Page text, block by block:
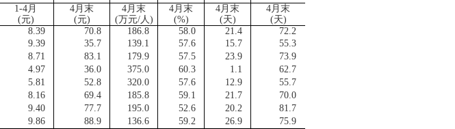
1-4月 4月末 4月末 4月末 4月末
4月末
(元) (元) (万元/人 ) (%) (天) (天)
8.39 70.8 186.8 58.0 21.4
72.2
9.39 35.7 139.1 57.6 15.7
55.3
8.71 83.1 179.9 57.5 23.9
73.9
4.97 36.0 375.0 60.3 1.1
62.7
5.81 52.8 320.0 57.6 12.9
55.7
8.16 69.4 185.8 59.1 21.7
70.0
9.40 77.7 195.0 52.6 20.2
81.7
9.86 88.9 136.6 59.2 26.9 75.9